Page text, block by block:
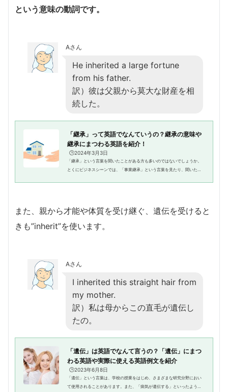
という意味の動詞です。
Aさん
He inherited a large fortune
from his father.
訳）彼は父親から莫大な財産を相
続した。
「継承」って英語でなんていうの？継承の意味や
継承にまつわる英語を紹介！
🕒️2024年3月3日
「継承」という言葉を聞いたことがある方も多いのではないでしょうか。
とくにビジネスシーンでは、「事業継承」という言葉を見たり、聞いたり
また、親から才能や体質を受け継ぐ、遺伝を受けると
きも”inherit”を使います。
Aさん
I inherited this straight hair from
my mother.
訳）私は母からこの直毛が遺伝し
たの。
「遺伝」は英語でなんて言うの？「遺伝」にまつ
わる英語や実際に使える英語例文を紹介
🕒️2023年6月8日
「遺伝」という言葉は、学校の授業をはじめ、さまざまな研究分野におい
て使用されることがあります。また、「病気が遺伝する」といったよう